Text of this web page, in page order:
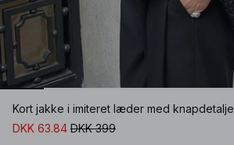
Kort jakke i imiteret læder med knapdetalje
DKK 63.84 DKK 399